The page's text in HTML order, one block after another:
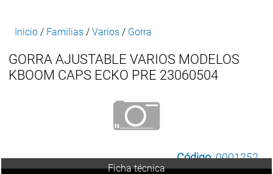
Inicio / Familias / Varios / Gorra
GORRA AJUSTABLE VARIOS MODELOS
KBOOM CAPS ECKO PRE 23060504
Código: 0001252
Ficha técnica